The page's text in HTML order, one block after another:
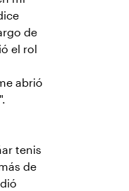
de
el rol
abrió
tenis
de